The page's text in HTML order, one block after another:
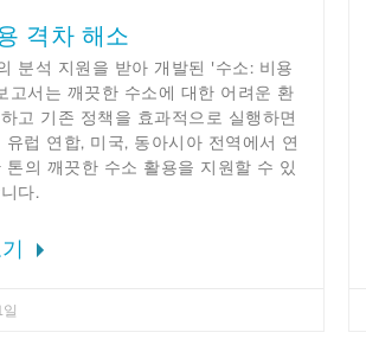
격차 해소
분석 지원을 받아 개발된 '수소: 비용
고서는 깨끗한 수소에 대한 어려운 환
고 기존 정책을 효과적으로 실행하면
유럽 연합, 미국, 동아시아 전역에서 연
톤의 깨끗한 수소 활용을 지원할 수 있
다.